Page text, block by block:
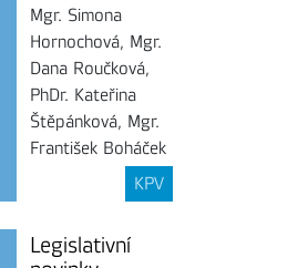
Mgr. Simona
Hornochová, Mgr.
Dana Roučková,
PhDr. Kateřina
Štěpánková, Mgr.
František Boháček
KPV
Legislativní